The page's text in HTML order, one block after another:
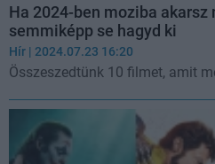
Ha 2024-ben moziba
semmiképp se hagyd ki
Hír | 2024.07.23 16:20
Összeszedtünk 10 filmet, amit